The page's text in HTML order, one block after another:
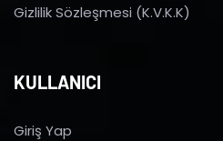
Gizlilik Sözleşmesi (K.V.K.K)
KULLANICI
Giriş Yap